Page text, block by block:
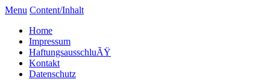
Menu Content/Inhalt
Home
Impressum
HaftungsausschluÃŸ
Kontakt
Datenschutz